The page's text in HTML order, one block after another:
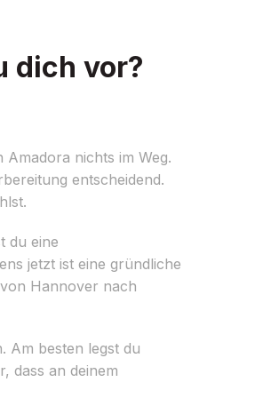
dich vor?
nichts im Weg.
entscheidend.
du eine
jetzt ist eine gründliche
Hannover nach
Am besten legst du
dass an deinem